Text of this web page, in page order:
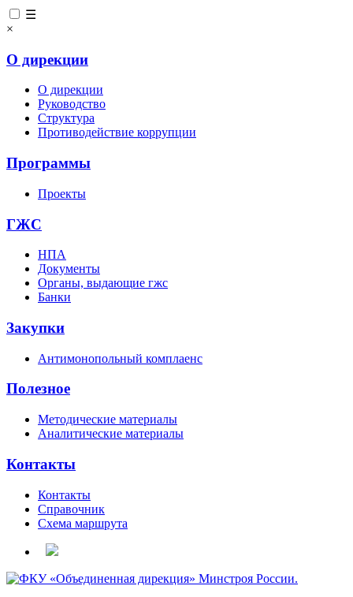
☰
×
О дирекции
О дирекции
Руководство
Структура
Противодействие коррупции
Программы
Проекты
ГЖС
НПА
Документы
Органы, выдающие гжс
Банки
Закупки
Антимонопольный комплаенс
Полезное
Методические материалы
Аналитические материалы
Контакты
Контакты
Справочник
Схема маршрута